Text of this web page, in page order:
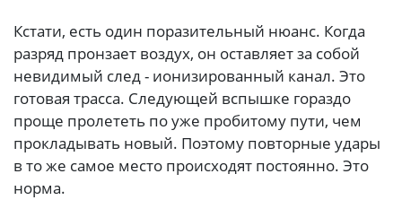
Кстати, есть один поразительный нюанс. Когда
разряд пронзает воздух, он оставляет за собой
невидимый след - ионизированный канал. Это
готовая трасса. Следующей вспышке гораздо
проще пролететь по уже пробитому пути, чем
прокладывать новый. Поэтому повторные удары
в то же самое место происходят постоянно. Это
норма.